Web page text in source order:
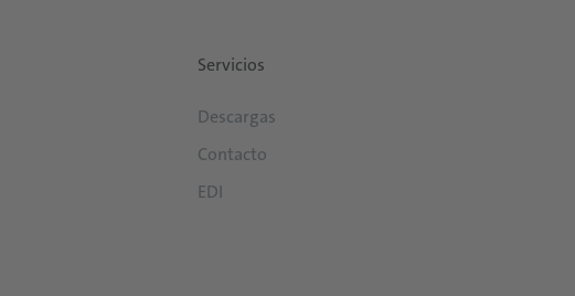
Servicios
Descargas
Contacto
EDI